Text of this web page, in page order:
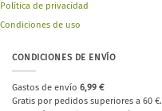
Política de privacidad
Condiciones de uso
CONDICIONES DE ENVÍO
Gastos de envío 6,99 €
Gratis por pedidos superiores a 60 €.